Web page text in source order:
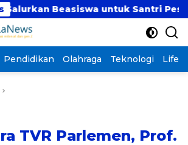
untuk Santri Pesantren
Pendidikan Olahraga Teknologi
TVR Parlemen, Prof.